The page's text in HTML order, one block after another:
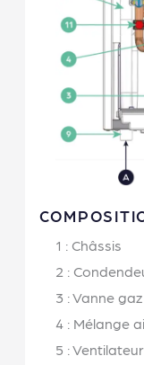
1 : Châssis
2 :
3 : Vanne gaz
4 : Mélange
5 : Ventilateur